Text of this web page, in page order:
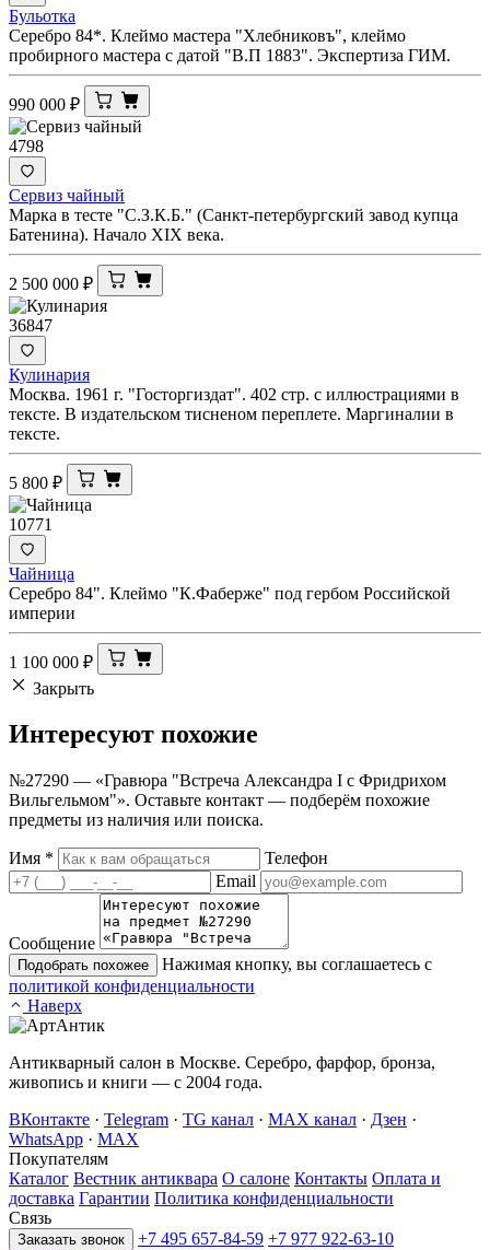
Бульотка
Серебро 84*. Клеймо мастера "Хлебниковъ", клеймо
пробирного мастера с датой "В.П 1883". Экспертиза ГИМ.
990 000 ₽
4798
Сервиз чайный
Марка в тесте "С.З.К.Б." (Санкт-петербургский завод купца
Батенина). Начало XIX века.
2 500 000 ₽
36847
Кулинария
Москва. 1961 г. "Госторгиздат". 402 стр. с иллюстрациями в
тексте. В издательском тисненом переплете. Маргиналии в
тексте.
5 800 ₽
10771
Чайница
Серебро 84". Клеймо "К.Фаберже" под гербом Российской
империи
1 100 000 ₽
Закрыть
Интересуют похожие
№27290 — «Гравюра "Встреча Александра I с Фридрихом
Вильгельмом"». Оставьте контакт — подберём похожие
предметы из наличия или поиска.
Имя *
Телефон
Email
Сообщение
Подобрать похожее
Нажимая кнопку, вы соглашаетесь с
политикой конфиденциальности
Наверх
Антикварный салон в Москве. Серебро, фарфор, бронза,
живопись и книги — с 2004 года.
ВКонтакте · Telegram · TG канал · MAX канал · Дзен ·
WhatsApp · MAX
Покупателям
Каталог Вестник антиквара О салоне Контакты Оплата и
доставка Гарантии Политика конфиденциальности
Связь
Заказать звонок +7 495 657-84-59 +7 977 922-63-10